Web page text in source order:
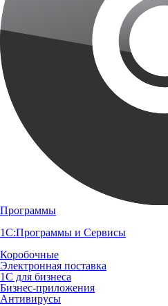
Программы
1С:Программы и Сервисы
Коробочные
Электронная поставка
1С для бизнеса
Бизнес-приложения
Антивирусы